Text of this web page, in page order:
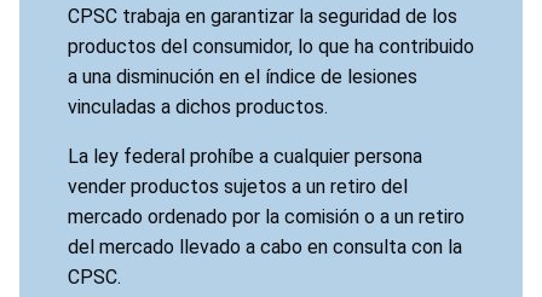
CPSC trabaja en garantizar la seguridad de los
productos del consumidor, lo que ha contribuido
a una disminución en el índice de lesiones
vinculadas a dichos productos.
La ley federal prohíbe a cualquier persona
vender productos sujetos a un retiro del
mercado ordenado por la comisión o a un retiro
del mercado llevado a cabo en consulta con la
CPSC.